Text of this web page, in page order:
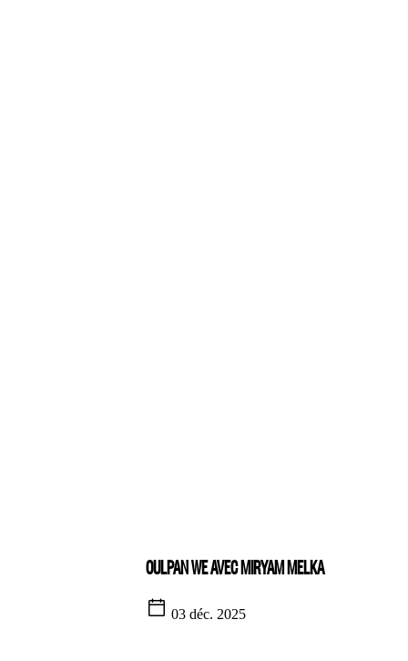
OULPAN WE AVEC MIRYAM MELKA
03 déc. 2025